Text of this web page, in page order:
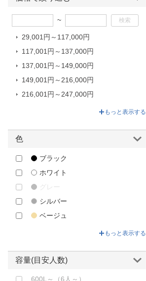
~
29,001円～117,000円
117,001円～137,000円
137,001円～149,000円
149,001円～216,000円
216,001円～247,000円
もっと表示する
色
ブラック
ホワイト
グレー
シルバー
ベージュ
その他
もっと表示する
容量(目安人数)
600L～（6人～）